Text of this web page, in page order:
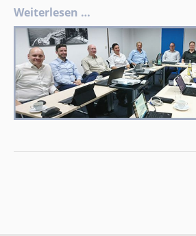
Weiterlesen …